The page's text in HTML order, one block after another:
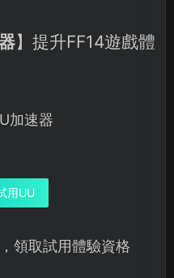
】提升FF14遊戲體
加速器
用UU
領取試用體驗資格